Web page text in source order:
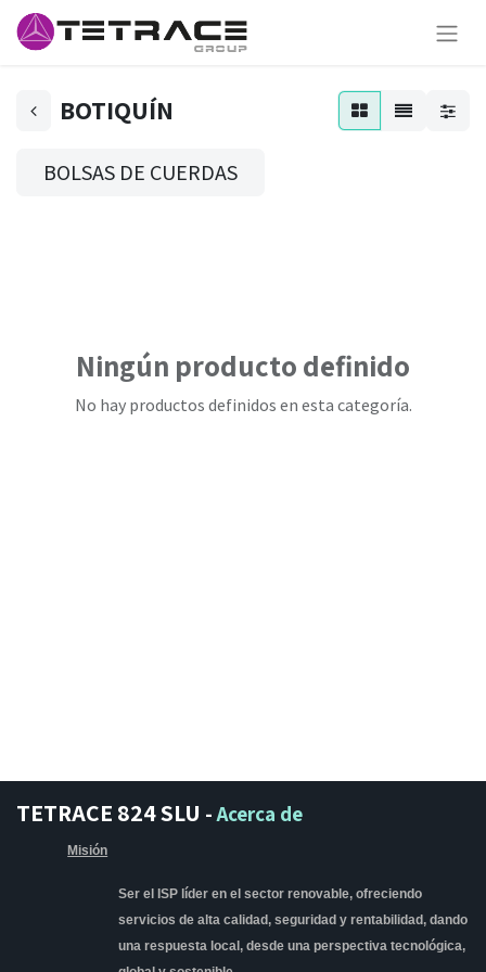
BOTIQUÍN
BOLSAS DE CUERDAS
Ningún producto definido
No hay productos definidos en esta categoría.
TETRACE 824 SLU -Acerca de
Misión
Ser el ISP líder en el sector renovable, ofreciendo
servicios de alta calidad, seguridad y rentabilidad, dando
una respuesta local, desde una perspectiva tecnológica,